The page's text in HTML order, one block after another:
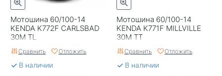
Мотошина 60/100-14
KENDA K772F CARLSBAD
30M TL
Сравнить Отложить
В наличии
Мотошина 60/100-14
KENDA K771F MILLVILLE
30M TT
Сравнить Отложить
В наличии